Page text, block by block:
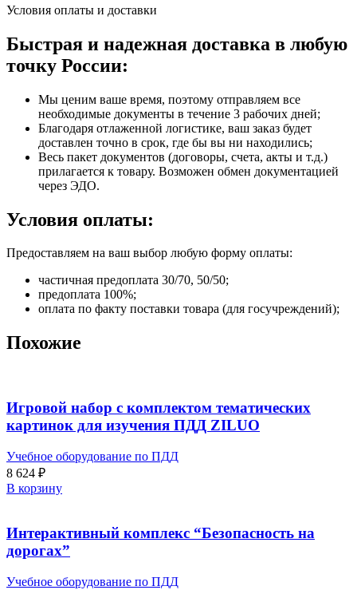
Условия оплаты и доставки
Быстрая и надежная доставка в любую
точку России:
Мы ценим ваше время, поэтому отправляем все
необходимые документы в течение 3 рабочих дней;
Благодаря отлаженной логистике, ваш заказ будет
доставлен точно в срок, где бы вы ни находились;
Весь пакет документов (договоры, счета, акты и т.д.)
прилагается к товару. Возможен обмен документацией
через ЭДО.
Условия оплаты:
Предоставляем на ваш выбор любую форму оплаты:
частичная предоплата 30/70, 50/50;
предоплата 100%;
оплата по факту поставки товара (для госучреждений);
Похожие
Игровой набор с комплектом тематических
картинок для изучения ПДД ZILUO
Учебное оборудование по ПДД
8 624 ₽
В корзину
Интерактивный комплекс “Безопасность на
дорогах”
Учебное оборудование по ПДД